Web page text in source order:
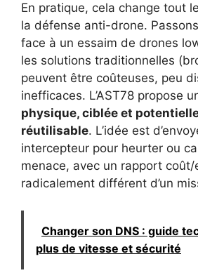
En pratique, cela change tout
la défense anti-drone.
face à un essaim de drones
les solutions traditionnelles
peuvent être coûteuses, peu
inefficaces. L’AST78 propose
physique, ciblée et
réutilisable. L’idée est
intercepteur pour heurter ou
menace, avec un rapport
radicalement différent d’un
Changer son DNS : guide
plus de vitesse et sécurité